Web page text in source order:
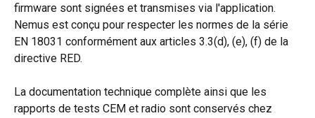
firmware sont signées et transmises via l'application.
Nemus est conçu pour respecter les normes de la série
EN 18031 conformément aux articles 3.3(d), (e), (f) de la
directive RED.
La documentation technique complète ainsi que les
rapports de tests CEM et radio sont conservés chez